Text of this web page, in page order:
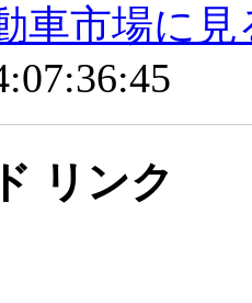
車市場に見
リンク